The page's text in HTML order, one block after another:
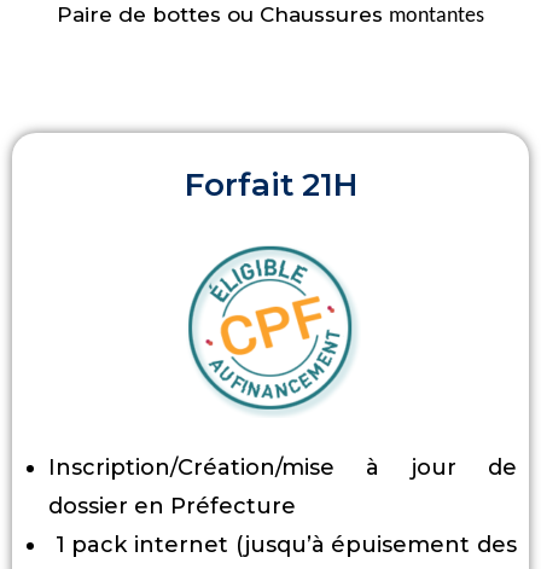
Paire de bottes ou Chaussures montantes
Forfait 21H
Inscription/Création/mise à jour de
dossier en Préfecture
1 pack internet (jusqu’à épuisement des